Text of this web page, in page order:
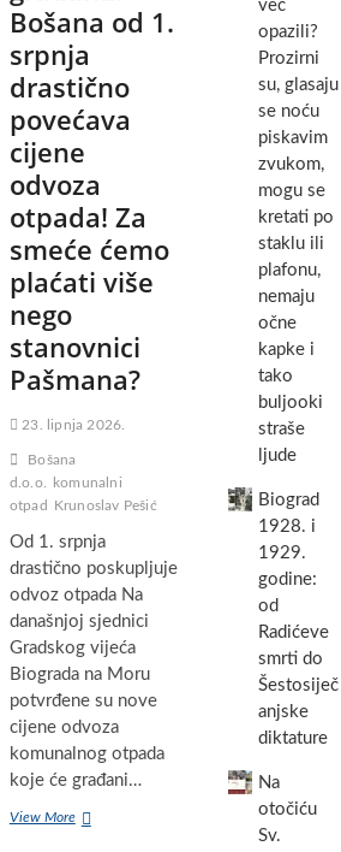
Bošana od 1.
srpnja
drastično
povećava
cijene
odvoza
otpada! Za
smeće ćemo
plaćati više
nego
stanovnici
Pašmana?
23. lipnja 2026.
Bošana
d.o.o.
komunalni
otpad
Krunoslav Pešić
Od 1. srpnja
drastično poskupljuje
odvoz otpada Na
današnjoj sjednici
Gradskog vijeća
Biograda na Moru
potvrđene su nove
cijene odvoza
komunalnog otpada
koje će građani…
View MoreNovi
već
opazili?
Prozirni
su, glasaju
se noću
piskavim
zvukom,
mogu se
kretati po
staklu ili
plafonu,
nemaju
očne
kapke i
tako
buljooki
straše
ljude
Biograd
1928. i
1929.
godine:
od
Radićeve
smrti do
Šestosiječ
anjske
diktature
Na
otočiću
Sv.